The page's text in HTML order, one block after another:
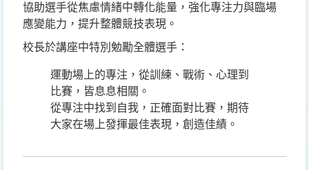
協助選手從焦慮情緒中轉化能量，強化專注力與臨場
應變能力，提升整體競技表現。
校長於講座中特別勉勵全體選手：
運動場上的專注，從訓練、戰術、心理到
比賽，皆息息相關。
從專注中找到自我，正確面對比賽，期待
大家在場上發揮最佳表現，創造佳績。